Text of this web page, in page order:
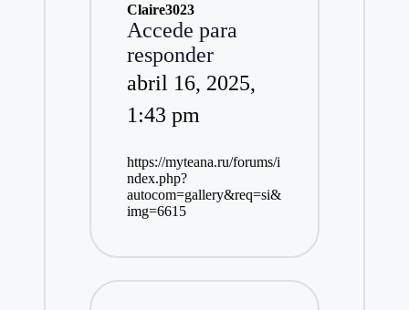
Claire3023
Accede para
responder
abril 16, 2025,
1:43 pm
https://myteana.ru/forums/i
ndex.php?
autocom=gallery&req=si&
img=6615